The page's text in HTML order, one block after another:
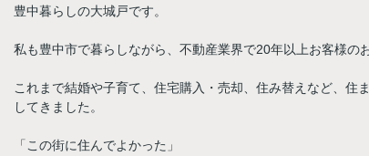
豊中暮らしの大城戸です。
私も豊中市で暮らしながら、不動産業界で20年以上お客様の
これまで結婚や子育て、住宅購入・売却、住み替えなど、住
してきました。
「この街に住んでよかった」